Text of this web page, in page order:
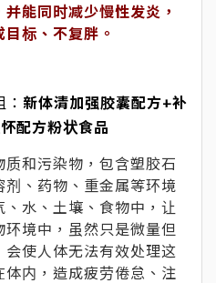
能同时减少慢性发炎，
标、不复胖。
新体清加强胶囊配方+补
配方粉状食品
和污染物，包含塑胶石
、药物、重金属等环境
水、土壤、食物中，让
境中，虽然只是微量但
使人体无法有效处理这
内，造成疲劳倦怠、注